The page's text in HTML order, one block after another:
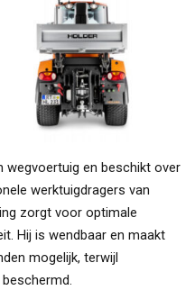
wegvoertuig en beschikt over
werktuigdragers van
zorgt voor optimale
Hij is wendbaar en maakt
mogelijk, terwijl